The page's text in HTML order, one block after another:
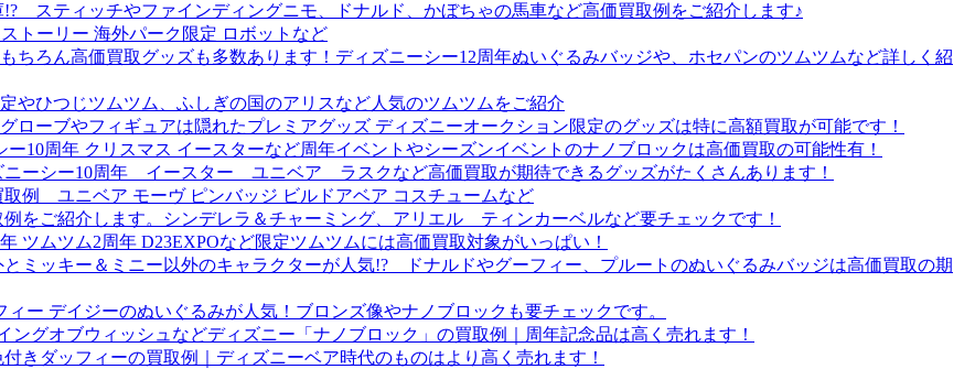
スティッチやファインディングニモ、ドナルド、かぼちゃの馬車など高価買取例をご紹介します♪
トーリー 海外パーク限定 ロボットなど
ちろん高価買取グッズも多数あります！ディズニーシー12周年ぬいぐるみバッジや、ホセパンのツムツムなど詳しく紹
やひつじツムツム、ふしぎの国のアリスなど人気のツムツムをご紹介
ローブやフィギュアは隠れたプレミアグッズ ディズニーオークション限定のグッズは特に高額買取が可能です！
10周年 クリスマス イースターなど周年イベントやシーズンイベントのナノブロックは高価買取の可能性有！
ーシー10周年 イースター ユニベア ラスクなど高価買取が期待できるグッズがたくさんあります！
例 ユニベア モーヴ ピンバッジ ビルドアベア コスチュームなど
をご紹介します。シンデレラ＆チャーミング、アリエル ティンカーベルなど要チェックです！
ツムツム2周年 D23EXPOなど限定ツムツムには高価買取対象がいっぱい！
ミッキー＆ミニー以外のキャラクターが人気!? ドナルドやグーフィー、プルートのぬいぐるみバッジは高価買取の期
ー デイジーのぬいぐるみが人気！ブロンズ像やナノブロックも要チェックです。
グオブウィッシュなどディズニー「ナノブロック」の買取例｜周年記念品は高く売れます！
きダッフィーの買取例｜ディズニーベア時代のものはより高く売れます！